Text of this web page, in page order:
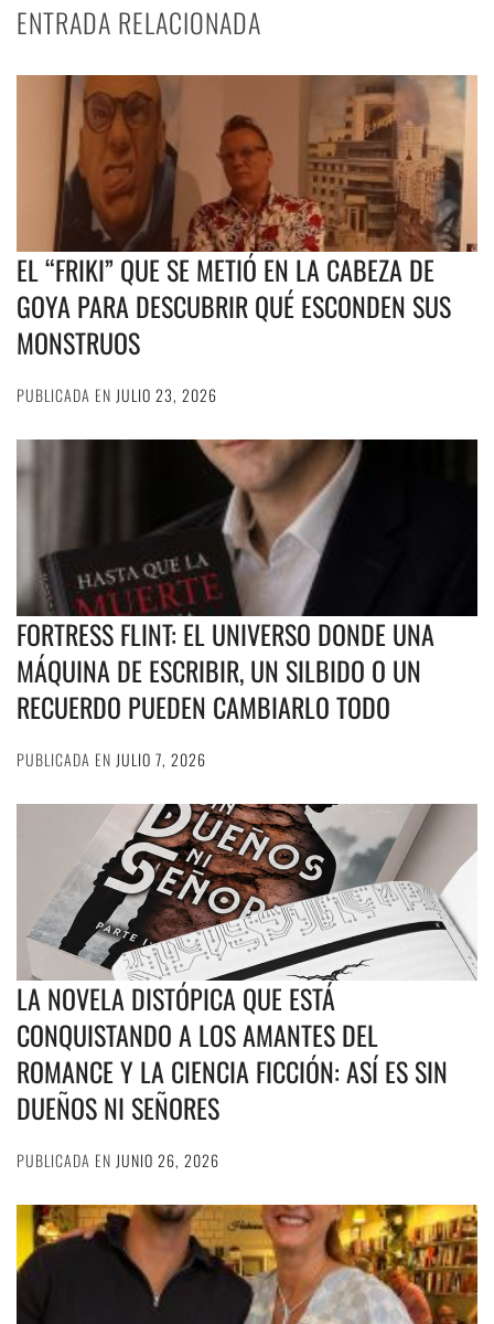
ENTRADA RELACIONADA
EL “FRIKI” QUE SE METIÓ EN LA CABEZA DE
GOYA PARA DESCUBRIR QUÉ ESCONDEN SUS
MONSTRUOS
PUBLICADA EN JULIO 23, 2026
FORTRESS FLINT: EL UNIVERSO DONDE UNA
MÁQUINA DE ESCRIBIR, UN SILBIDO O UN
RECUERDO PUEDEN CAMBIARLO TODO
PUBLICADA EN JULIO 7, 2026
LA NOVELA DISTÓPICA QUE ESTÁ
CONQUISTANDO A LOS AMANTES DEL
ROMANCE Y LA CIENCIA FICCIÓN: ASÍ ES SIN
DUEÑOS NI SEÑORES
PUBLICADA EN JUNIO 26, 2026